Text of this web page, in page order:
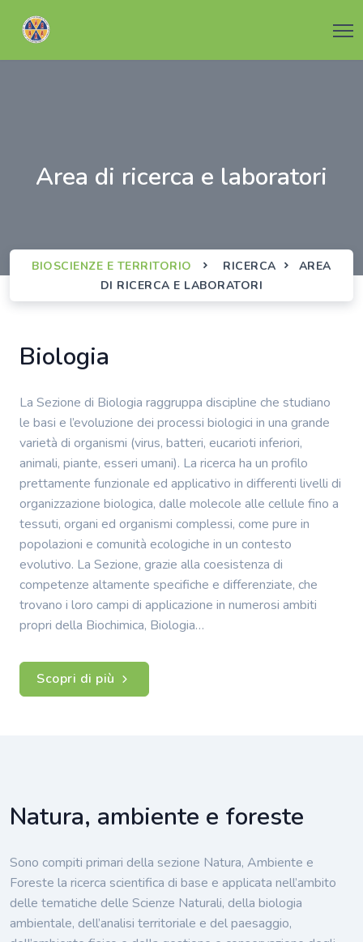
area di ricerca e laboratori
BIOSCIENZE E TERRITORIO RICERCA
AREA
DI RICERCA E LABORATORI
biologia
La Sezione di Biologia raggruppa discipline che studiano
le basi e l’evoluzione dei processi biologici in una grande
varietà di organismi (virus, batteri, eucarioti inferiori,
animali, piante, esseri umani). La ricerca ha un profilo
prettamente funzionale ed applicativo in differenti livelli di
organizzazione biologica, dalle molecole alle cellule fino a
tessuti, organi ed organismi complessi, come pure in
popolazioni e comunità ecologiche in un contesto
evolutivo. La Sezione, grazie alla coesistenza di
competenze altamente specifiche e differenziate, che
trovano i loro campi di applicazione in numerosi ambiti
propri della Biochimica, Biologia…
Scopri di più
Natura, ambiente e foreste
Sono compiti primari della sezione Natura, Ambiente e
Foreste la ricerca scientifica di base e applicata nell’ambito
delle tematiche delle Scienze Naturali, della biologia
ambientale, dell’analisi territoriale e del paesaggio,